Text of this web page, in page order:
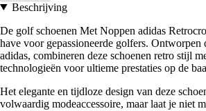
Beschrijving
De golf schoenen Met Noppen adidas
have voor gepassioneerde golfers. Ontworpen
adidas, combineren deze schoenen retro stijl
technologieën voor ultieme prestaties op de
Het elegante en tijdloze design van deze
volwaardig modeaccessoire, maar laat je niet